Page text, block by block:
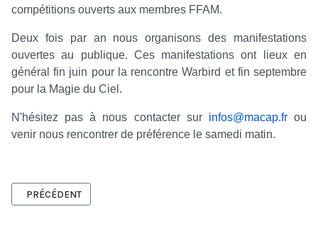
compétitions ouverts aux membres FFAM.
Deux fois par an nous organisons des manifestations
ouvertes au publique. Ces manifestations ont lieux en
général fin juin pour la rencontre Warbird et fin septembre
pour la Magie du Ciel.
N'hésitez pas à nous contacter sur infos@macap.frou
venir nous rencontrer de préférence le samedi matin.
ARTICLE PRÉCÉDENT : LICENCES 2025
PRÉCÉDENT